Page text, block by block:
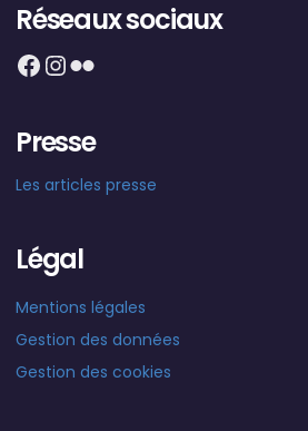
Réseaux sociaux
Facebook
Instagram
Flickr
Presse
Les articles presse
Légal
Mentions légales
Gestion des données
Gestion des cookies